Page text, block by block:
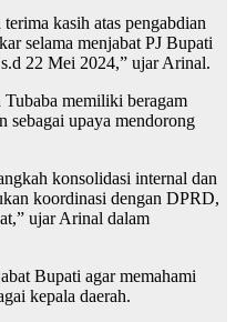
kasih atas pengabdian
selama menjabat PJ Bupati
22 Mei 2024,” ujar Arinal.
memiliki beragam
sebagai upaya mendorong
konsolidasi internal dan
koordinasi dengan DPRD,
ujar Arinal dalam
Bupati agar memahami
kepala daerah.